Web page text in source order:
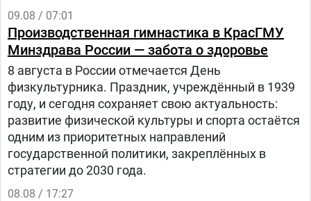
09.08 / 07:01
Производственная гимнастика в КрасГМУ
Минздрава России — забота о здоровье
8 августа в России отмечается День
физкультурника. Праздник, учреждённый в 1939
году, и сегодня сохраняет свою актуальность:
развитие физической культуры и спорта остаётся
одним из приоритетных направлений
государственной политики, закреплённых в
стратегии до 2030 года.
08.08 / 17:27